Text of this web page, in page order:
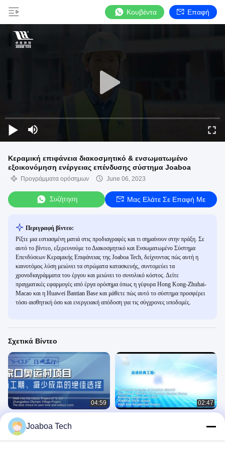
Κουβέντα Επαφή
Κεραμική επιφάνεια διακοσμητικό & ενσωματωμένο
εξοικονόμηση ενέργειας επένδυσης σύστημα Joaboa
Προγράμματα ορόσημων June 06, 2023
Συζήτηση Μας Ελάτε Σε Επαφή Με
Περιγραφή βίντεο:
Ρίξτε μια εστιασμένη ματιά στις προδιαγραφές και τι σημαίνουν στην πράξη. Σε
αυτό το βίντεο, εξερευνούμε το Διακοσμητικό και Ενσωματωμένο Σύστημα
Επενδύσεων Κεραμικής Επιφάνειας της Joaboa Tech, δείχνοντας πώς αυτή η
καινοτόμος λύση μειώνει τα στρώματα κατασκευής, συντομεύει τα
χρονοδιαγράμματα του έργου και μειώνει το συνολικό κόστος. Δείτε
πραγματικές εφαρμογές από έργα ορόσημα όπως η γέφυρα Hong Kong-Zhuhai-
Macao και η Huawei Bantian Base και μάθετε πώς αυτό το σύστημα προσφέρει
τόσο αισθητική όσο και ενεργειακή απόδοση για τις σύγχρονες υποδομές.
Σχετικά Βίντεο
04:59
2022 ολυμπιακό πρόγραμμα
στεγανοποίησης πλακών του χωριού
υπογείων Zhangjiakou
Προγράμματα Ορόσημων
02:47
Joaboa Tech